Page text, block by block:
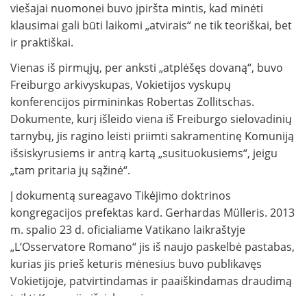
viešajai nuomonei buvo įpiršta mintis, kad minėti
klausimai gali būti laikomi „atvirais“ ne tik teoriškai, bet
ir praktiškai.
Vienas iš pirmųjų, per anksti „atplėšęs dovaną“, buvo
Freiburgo arkivyskupas, Vokietijos vyskupų
konferencijos pirmininkas Robertas Zollitschas.
Dokumente, kurį išleido viena iš Freiburgo sielovadinių
tarnybų, jis ragino leisti priimti sakramentinę Komuniją
išsiskyrusiems ir antrą kartą „susituokusiems“, jeigu
„tam pritaria jų sąžinė“.
Į dokumentą sureagavo Tikėjimo doktrinos
kongregacijos prefektas kard. Gerhardas Mülleris. 2013
m. spalio 23 d. oficialiame Vatikano laikraštyje
„L‘Osservatore Romano“ jis iš naujo paskelbė pastabas,
kurias jis prieš keturis mėnesius buvo publikavęs
Vokietijoje, patvirtindamas ir paaiškindamas draudimą